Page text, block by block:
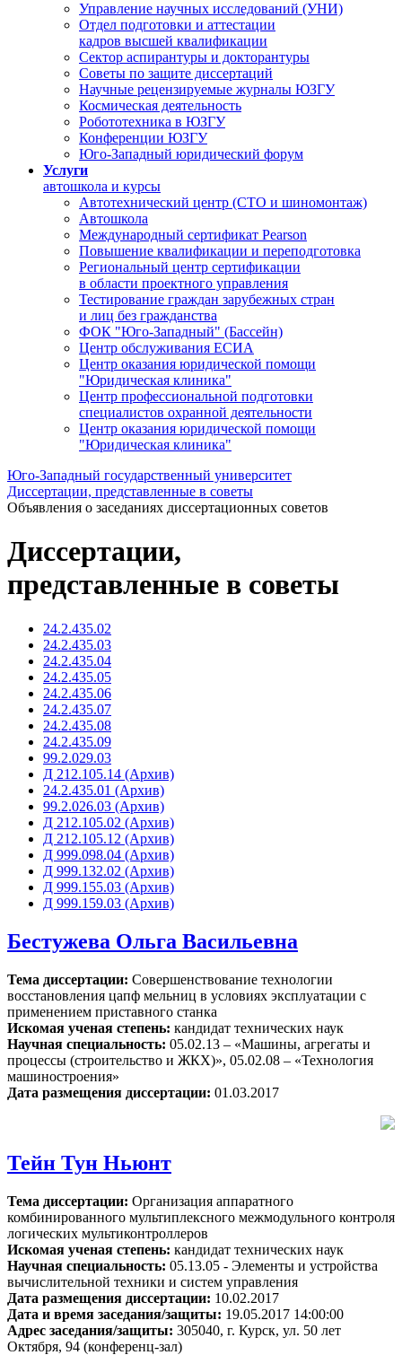
Управление научных исследований (УНИ)
Отдел подготовки и аттестации
кадров высшей квалификации
Сектор аспирантуры и докторантуры
Советы по защите диссертаций
Научные рецензируемые журналы ЮЗГУ
Космическая деятельность
Робототехника в ЮЗГУ
Конференции ЮЗГУ
Юго-Западный юридический форум
Услуги
автошкола и курсы
Автотехнический центр (СТО и шиномонтаж)
Автошкола
Международный сертификат Pearson
Повышение квалификации и переподготовка
Региональный центр сертификации
в области проектного управления
Тестирование граждан зарубежных стран
и лиц без гражданства
ФОК "Юго-Западный" (Бассейн)
Центр обслуживания ЕСИА
Центр оказания юридической помощи
"Юридическая клиника"
Центр профессиональной подготовки
специалистов охранной деятельности
Центр оказания юридической помощи
"Юридическая клиника"
Юго-Западный государственный университет
Диссертации, представленные в советы
Объявления о заседаниях диссертационных советов
Диссертации,
представленные в советы
24.2.435.02
24.2.435.03
24.2.435.04
24.2.435.05
24.2.435.06
24.2.435.07
24.2.435.08
24.2.435.09
99.2.029.03
Д 212.105.14 (Архив)
24.2.435.01 (Архив)
99.2.026.03 (Архив)
Д 212.105.02 (Архив)
Д 212.105.12 (Архив)
Д 999.098.04 (Архив)
Д 999.132.02 (Архив)
Д 999.155.03 (Архив)
Д 999.159.03 (Архив)
Бестужева Ольга Васильевна
Тема диссертации: Совершенствование технологии
восстановления цапф мельниц в условиях эксплуатации с
применением приставного станка
Искомая ученая степень: кандидат технических наук
Научная специальность: 05.02.13 – «Машины, агрегаты и
процессы (строительство и ЖКХ)», 05.02.08 – «Технология
машиностроения»
Дата размещения диссертации: 01.03.2017
Тейн Тун Ньюнт
Тема диссертации: Организация аппаратного
комбинированного мультиплексного межмодульного контроля
логических мультиконтроллеров
Искомая ученая степень: кандидат технических наук
Научная специальность: 05.13.05 - Элементы и устройства
вычислительной техники и систем управления
Дата размещения диссертации: 10.02.2017
Дата и время заседания/защиты: 19.05.2017 14:00:00
Адрес заседания/защиты: 305040, г. Курск, ул. 50 лет
Октября, 94 (конференц-зал)